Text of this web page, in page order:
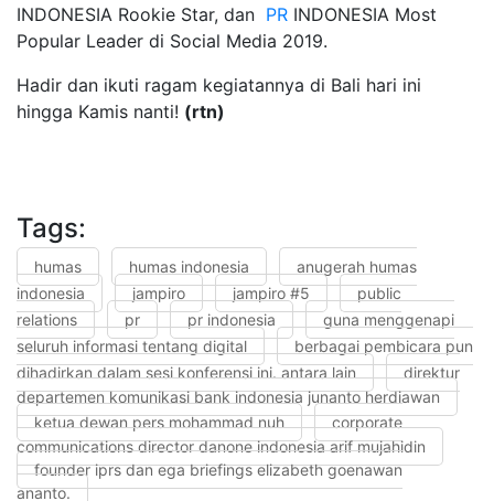
INDONESIA Rookie Star, dan PR INDONESIA Most
Popular Leader di Social Media 2019.
Hadir dan ikuti ragam kegiatannya di Bali hari ini
hingga Kamis nanti! (rtn)
Tags:
humas humas indonesia
anugerah humas
indonesia
jampiro jampiro #5
public
relations
pr pr indonesia
guna menggenapi
seluruh informasi tentang digital
berbagai pembicara pun
dihadirkan dalam sesi konferensi ini. antara lain
direktur
departemen komunikasi bank indonesia junanto herdiawan
ketua dewan pers mohammad nuh
corporate
communications director danone indonesia arif mujahidin
founder iprs dan ega briefings elizabeth goenawan
ananto.